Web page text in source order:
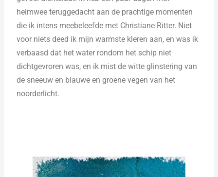
heimwee teruggedacht aan de prachtige momenten
die ik intens meebeleefde met Christiane Ritter. Niet
voor niets deed ik mijn warmste kleren aan, en was ik
verbaasd dat het water rondom het schip niet
dichtgevroren was, en ik mist de witte glinstering van
de sneeuw en blauwe en groene vegen van het
noorderlicht.